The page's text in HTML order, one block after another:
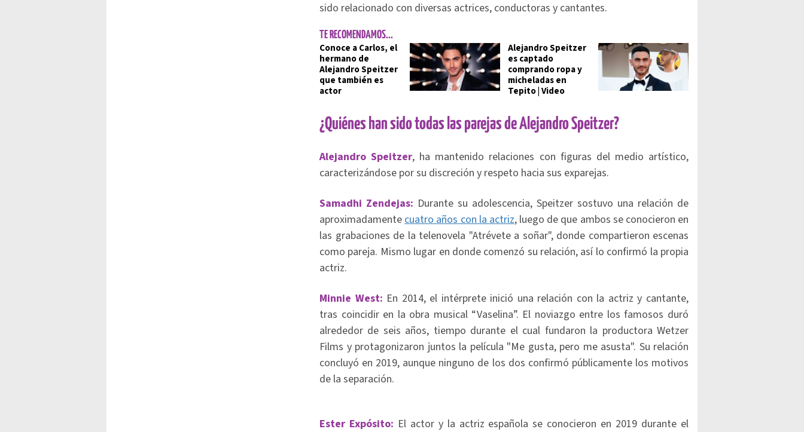
sido relacionado con diversas actrices, conductoras y cantantes.
TE RECOMENDAMOS...
Conoce a Carlos, el
hermano de
Alejandro Speitzer
que también es
actor
Alejandro Speitzer
es captado
comprando ropa y
micheladas en
Tepito | Video
¿Quiénes han sido todas las parejas de Alejandro Speitzer?
Alejandro Speitzer, ha mantenido relaciones con figuras del medio artístico,
caracterizándose por su discreción y respeto hacia sus exparejas.
Samadhi Zendejas: Durante su adolescencia, Speitzer sostuvo una relación de
aproximadamentecuatro años con la actriz, luego de que ambos se conocieron en
las grabaciones de la telenovela "Atrévete a soñar", donde compartieron escenas
como pareja. Mismo lugar en donde comenzó su relación, así lo confirmó la propia
actriz.
Minnie West: En 2014, el intérprete inició una relación con la actriz y cantante,
tras coincidir en la obra musical “Vaselina”. El noviazgo entre los famosos duró
alrededor de seis años, tiempo durante el cual fundaron la productora Wetzer
Films y protagonizaron juntos la película "Me gusta, pero me asusta". Su relación
concluyó en 2019, aunque ninguno de los dos confirmó públicamente los motivos
de la separación.
Ester Expósito: El actor y la actriz española se conocieron en 2019 durante el